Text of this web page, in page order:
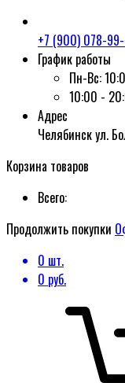
+7 (900) 078-
График работы
Пн-Вс:
10:00 -
Адрес
Челябинск ул.
Корзина товаров
Всего:
Продолжить покупки
0 шт.
0 руб.